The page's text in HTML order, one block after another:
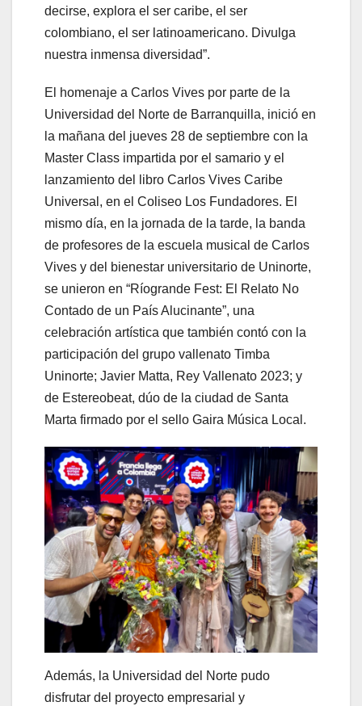
decirse, explora el ser caribe, el ser
colombiano, el ser latinoamericano. Divulga
nuestra inmensa diversidad”.
El homenaje a Carlos Vives por parte de la
Universidad del Norte de Barranquilla, inició en
la mañana del jueves 28 de septiembre con la
Master Class impartida por el samario y el
lanzamiento del libro Carlos Vives Caribe
Universal, en el Coliseo Los Fundadores. El
mismo día, en la jornada de la tarde, la banda
de profesores de la escuela musical de Carlos
Vives y del bienestar universitario de Uninorte,
se unieron en “Ríogrande Fest: El Relato No
Contado de un País Alucinante”, una
celebración artística que también contó con la
participación del grupo vallenato Timba
Uninorte; Javier Matta, Rey Vallenato 2023; y
de Estereobeat, dúo de la ciudad de Santa
Marta firmado por el sello Gaira Música Local.
Además, la Universidad del Norte pudo
disfrutar del proyecto empresarial y